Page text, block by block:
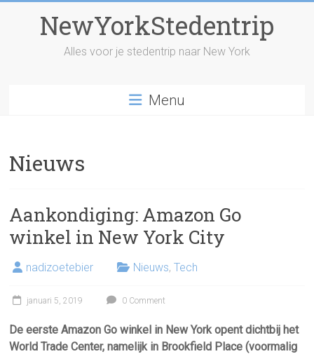
NewYorkStedentrip
Alles voor je stedentrip naar New York
Menu
Nieuws
Aankondiging: Amazon Go
winkel in New York City
nadizoetebier Nieuws,Tech
januari 5, 2019 0 Comment
De eerste Amazon Go winkel in New York opent dichtbij het
World Trade Center, namelijk in Brookfield Place (voormalig